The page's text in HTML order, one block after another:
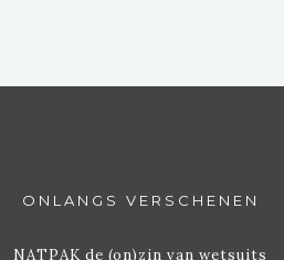
ONLANGS VERSCHENEN
NATPAK de (on)zin van wetsuits